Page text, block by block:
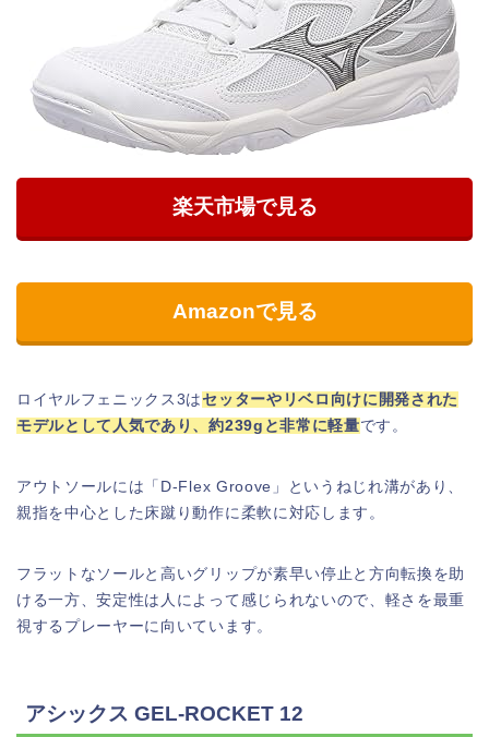
楽天市場で見る
Amazonで見る
ロイヤルフェニックス3はセッターやリベロ向けに開発された
モデルとして人気であり、約239gと非常に軽量です。
アウトソールには「D-Flex Groove」というねじれ溝があり、
親指を中心とした床蹴り動作に柔軟に対応します。
フラットなソールと高いグリップが素早い停止と方向転換を助
ける一方、安定性は人によって感じられないので、軽さを最重
視するプレーヤーに向いています。
アシックス GEL‑ROCKET 12